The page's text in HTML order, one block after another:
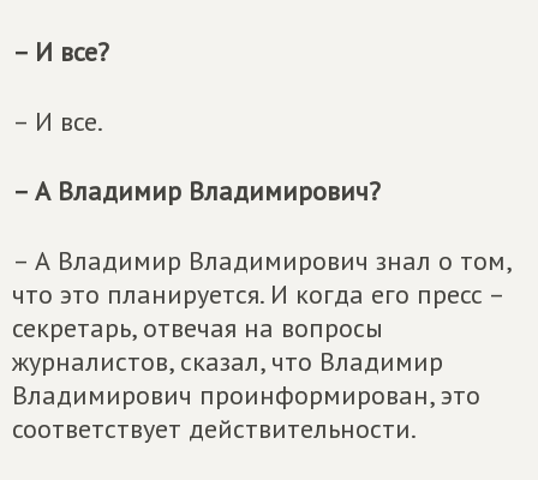
– И все?
– И все.
– А Владимир Владимирович?
– А Владимир Владимирович знал о том,
что это планируется. И когда его пресс –
секретарь, отвечая на вопросы
журналистов, сказал, что Владимир
Владимирович проинформирован, это
соответствует действительности.